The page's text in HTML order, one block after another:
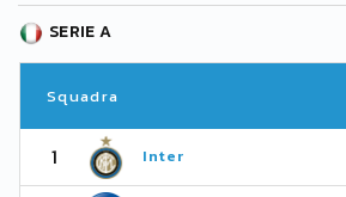
SERIE A
Squadra
1 Inter